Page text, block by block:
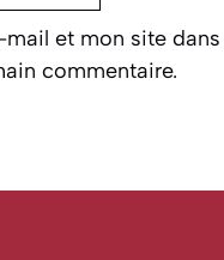
et mon site dans
commentaire.